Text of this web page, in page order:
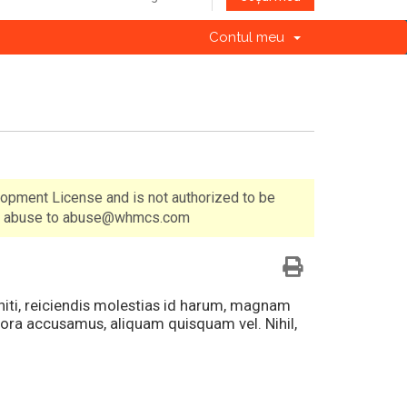
Contul meu
License and is not authorized to be
to abuse@whmcs.com
reiciendis molestias id harum, magnam
accusamus, aliquam quisquam vel. Nihil,